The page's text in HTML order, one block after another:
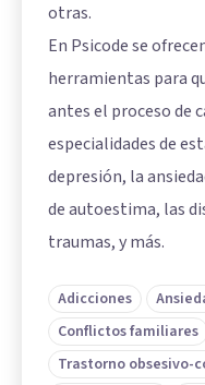
otras.
En Psicode se
herramientas para
antes el proceso de
especialidades de
depresión, la
de autoestima, las
traumas, y más.
Adicciones
Conflictos familiares
Trastorno obsesivo-